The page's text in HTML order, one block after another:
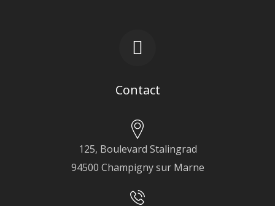
Contact
125, Boulevard Stalingrad
94500 Champigny sur Marne